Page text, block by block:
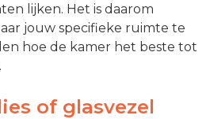
lijken. Het is daarom
jouw specifieke ruimte te
hoe de kamer het beste tot
of glasvezel